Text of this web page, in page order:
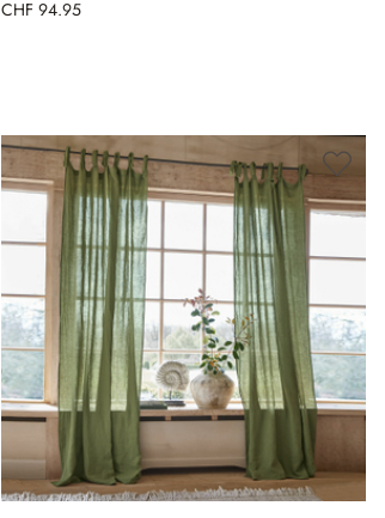
CHF 94.95